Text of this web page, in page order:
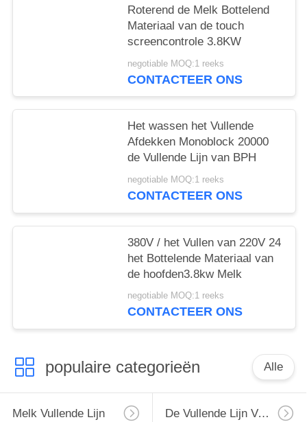
Roterend de Melk Bottelend
Materiaal van de touch
screencontrole 3.8KW
negotiable MOQ:1 reeks
CONTACTEER ONS
Het wassen het Vullende
Afdekken Monoblock 20000
de Vullende Lijn van BPH
negotiable MOQ:1 reeks
CONTACTEER ONS
380V / het Vullen van 220V 24
het Bottelende Materiaal van
de hoofden3.8kw Melk
negotiable MOQ:1 reeks
CONTACTEER ONS
populaire categorieën Alle
Melk Vullende Lijn De Vullende Lijn Van De Monoblockmelk